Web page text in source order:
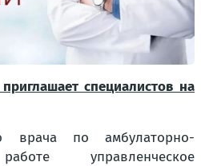
специалистов на
врача по амбулаторно-
управленческое